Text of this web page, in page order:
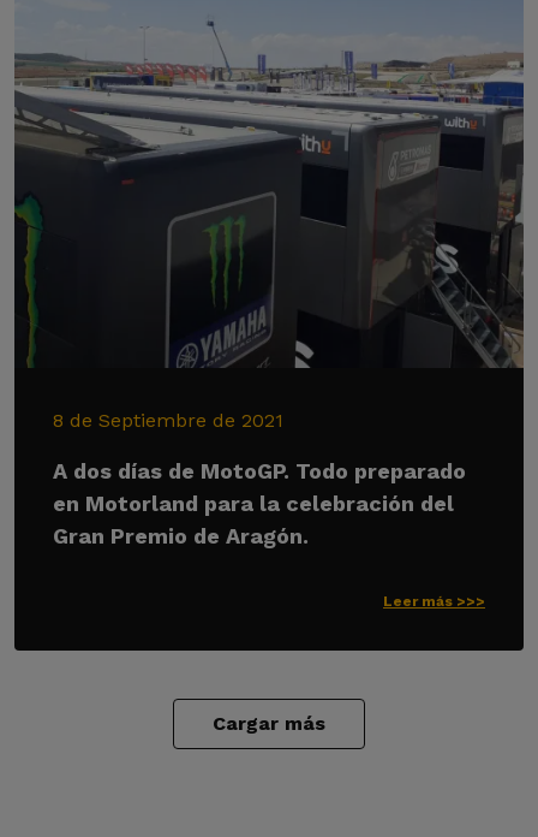
8 de Septiembre de 2021
A dos días de MotoGP. Todo preparado
en Motorland para la celebración del
Gran Premio de Aragón.
Leer más >>>
Cargar más